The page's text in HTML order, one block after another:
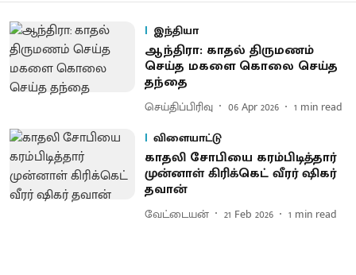
இந்தியா
ஆந்திரா: காதல் திருமணம்
செய்த மகளை கொலை செய்த
தந்தை
செய்திப்பிரிவு 06 Apr 2026 1 min read
விளையாட்டு
காதலி சோபியை கரம்பிடித்தார்
முன்னாள் கிரிக்கெட் வீரர் ஷிகர்
தவான்
வேட்டையன் 21 Feb 2026 1 min read